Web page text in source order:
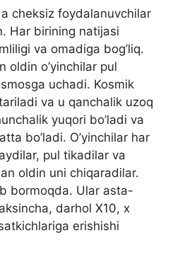
cheksiz foydalanuvchilar
Har birining natijasi
va omadiga bog’liq.
oldin o’yinchilar pul
uchadi. Kosmik
va u qanchalik uzoq
yuqori bo’ladi va
bo’ladi. O’yinchilar har
pul tikadilar va
oldin uni chiqaradilar.
bormoqda. Ular asta-
darhol X10, x
erishishi